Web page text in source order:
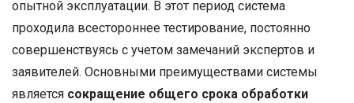
опытной эксплуатации. В этот период система
проходила всестороннее тестирование, постоянно
совершенствуясь с учетом замечаний экспертов и
заявителей. Основными преимуществами системы
является сокращение общего срока обработки